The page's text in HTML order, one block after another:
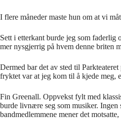
I flere måneder maste hun om at vi
Sett i etterkant burde jeg som faderlig
mer nysgjerrig på hvem denne briten
Dermed bar det av sted til
fryktet var at jeg kom til å kjede meg,
Fin Greenall. Oppvekst fylt med
burde livnære seg som musiker. Ingen
bandmedlemmene mener det